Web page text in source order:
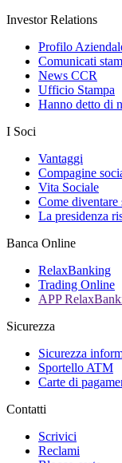
Investor Relations
Profilo
Comunicati
News CCR
Ufficio Stampa
Hanno detto di
I Soci
Vantaggi
Compagine
Vita Sociale
Come diventare
La presidenza
Banca Online
RelaxBanking
Trading Online
APP
Sicurezza
Sicurezza
Sportello ATM
Carte di
Contatti
Scrivici
Reclami